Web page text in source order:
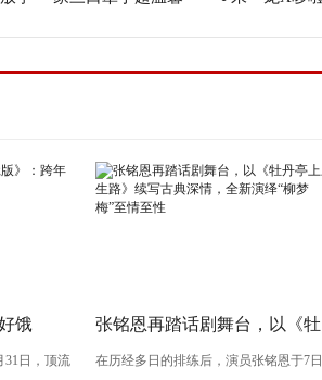
饿
光！
31日，顶流
张铭恩再踏话剧舞台，以《牡
丹亭上三生路》续写古典深
在历经多日的排练后，演员张铭恩于7日